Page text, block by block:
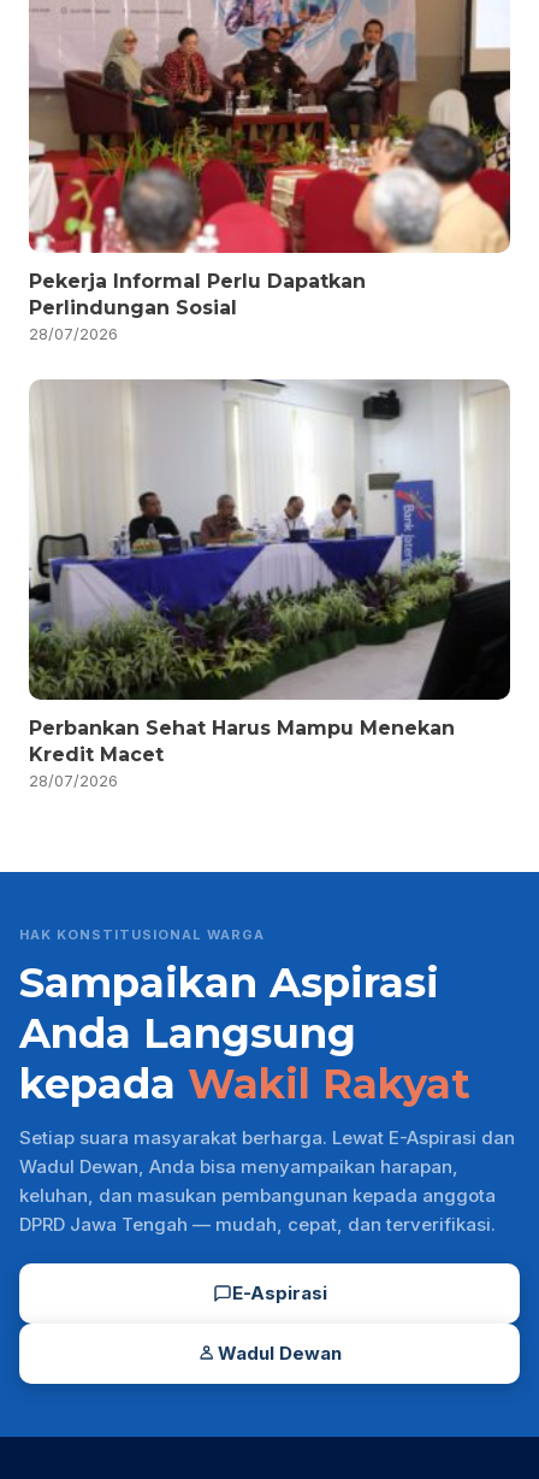
Pekerja Informal Perlu Dapatkan
Perlindungan Sosial
28/07/2026
Perbankan Sehat Harus Mampu Menekan
Kredit Macet
28/07/2026
HAK KONSTITUSIONAL WARGA
Sampaikan Aspirasi
Anda Langsung
kepada Wakil Rakyat
Setiap suara masyarakat berharga. Lewat E-Aspirasi dan
Wadul Dewan, Anda bisa menyampaikan harapan,
keluhan, dan masukan pembangunan kepada anggota
DPRD Jawa Tengah — mudah, cepat, dan terverifikasi.
E-Aspirasi
Wadul Dewan